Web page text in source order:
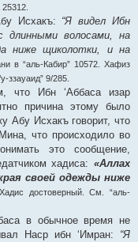
Исхакъ: “Я видел Ибн
длинными волосами, на
ниже щиколотки, и на
в “аль-Кабир” 10572. Хафиз
9/285.
что Ибн ‘Аббаса изар
причина этому было
Абу Исхакъ говорит, что
что происходило во
это сообщение,
хадиса: «Аллах
своей одежды ниже
достоверный. См. “аль-
в обычное время не
Наср ибн ‘Имран: “Я